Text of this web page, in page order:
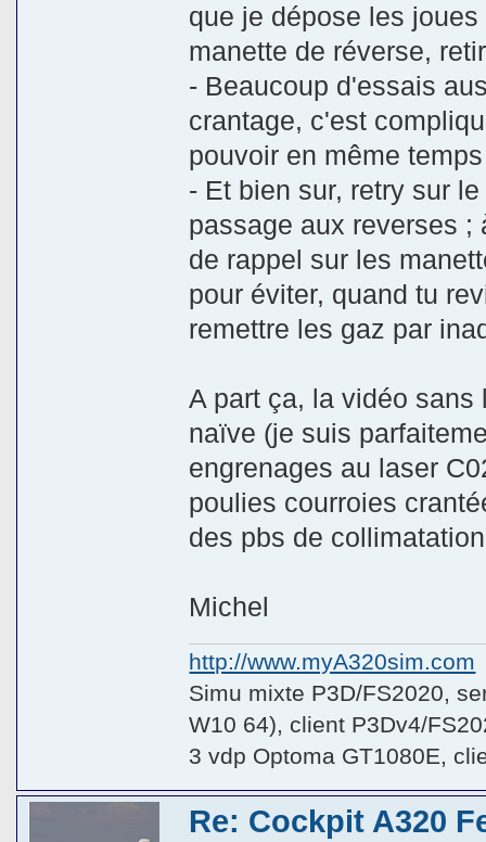
que je dépose les
manette de réverse,
- Beaucoup d'essais
crantage, c'est
pouvoir en même
- Et bien sur, retry sur
passage aux reverses ;
de rappel sur les
pour éviter, quand tu
remettre les gaz par
A part ça, la vidéo
naïve (je suis
engrenages au laser
poulies courroies
des pbs de
Michel
http://www.myA320sim.com
Simu mixte P3D/FS2020,
W10 64), client P3Dv4/
3 vdp Optoma GT1080E,
Re: Cockpit A320